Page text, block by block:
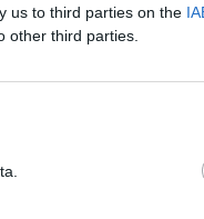
us to third parties on the
other third parties.
, καθώς
χωρίς
με